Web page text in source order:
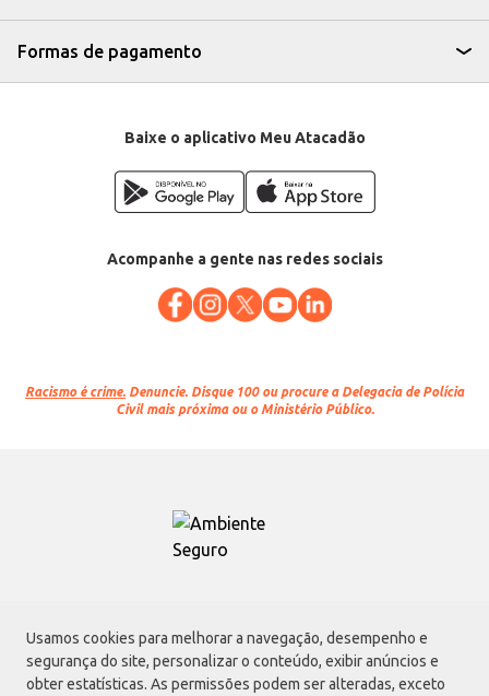
Usamos cookies para melhorar a navegação, desempenho e
segurança do site, personalizar o conteúdo, exibir anúncios e
obter estatísticas. As permissões podem ser alteradas, exceto
Formas de pagamento
Baixe o aplicativo Meu Atacadão
Acompanhe a gente nas redes sociais
Racismo é crime. Denuncie. Disque 100 ou procure a Delegacia de Polícia
Civil mais próxima ou o Ministério Público.
Atacadão S.A.
Avenida Morvan Dias de Figueiredo, 6169, Vila Maria, São Paulo - SP | CEP
02170-901 | CNPJ: 75.315.333/0001-09